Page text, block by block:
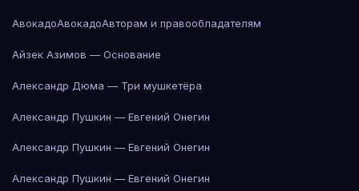
АвокадоАвокадоАвторам и правообладателям
Айзек Азимов — Основание
Александр Дюма — Три мушкетёра
Александр Пушкин — Евгений Онегин
Александр Пушкин — Евгений Онегин
Александр Пушкин — Евгений Онегин